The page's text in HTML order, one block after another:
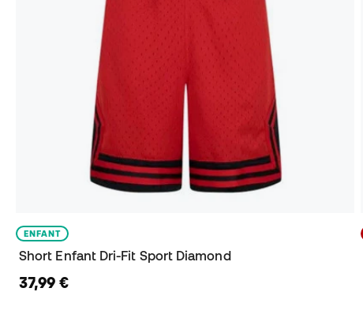
ENFANT
Short Enfant Dri-Fit Sport Diamond
37,99 €